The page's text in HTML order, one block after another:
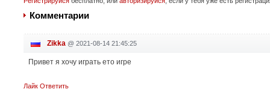
Комментарии
Zikka@ 2021-08-14 21:45:25
Привет я хочу играть ето игре
Лайк Ответить